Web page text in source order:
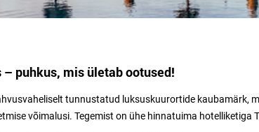
– puhkus, mis ületab ootused!​
tunnustatud luksuskuurortide kaubamärk,
võimalusi. Tegemist on ühe hinnatuima hotelliketiga